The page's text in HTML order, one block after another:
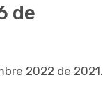
de
2022 de 2021.